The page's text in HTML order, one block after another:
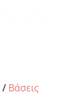
/ Βάσεις